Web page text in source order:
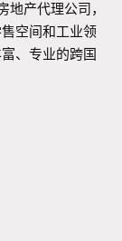
产代理公司，
空间和工业领
、专业的跨国